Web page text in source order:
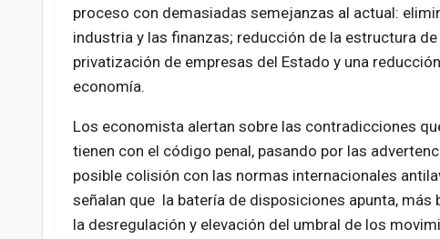
proceso con demasiadas semejanzas al actual:
industria y las finanzas; reducción de la estructura
privatización de empresas del Estado y una
economía.
Los economista alertan sobre las contradicciones
tienen con el código penal, pasando por las
posible colisión con las normas internacionales
señalan que la batería de disposiciones apunta, más
la desregulación y elevación del umbral de los